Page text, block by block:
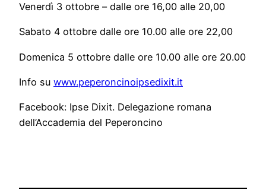
Venerdì 3 ottobre – dalle ore 16,00 alle 20,00
Sabato 4 ottobre dalle ore 10.00 alle ore 22,00
Domenica 5 ottobre dalle ore 10.00 alle ore 20.00
Info su www.peperoncinoipsedixit.it
Facebook: Ipse Dixit. Delegazione romana
dell’Accademia del Peperoncino